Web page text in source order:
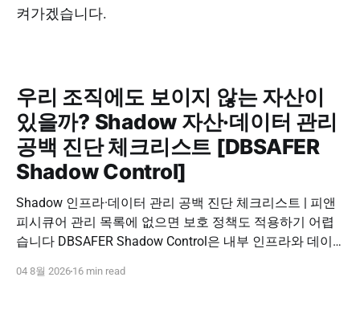
켜가겠습니다.
우리 조직에도 보이지 않는 자산이
있을까? Shadow 자산·데이터 관리
공백 진단 체크리스트 [DBSAFER
Shadow Control]
Shadow 인프라·데이터 관리 공백 진단 체크리스트 | 피앤
피시큐어 관리 목록에 없으면 보호 정책도 적용하기 어렵
습니다 DBSAFER Shadow Control은 내부 인프라와 데이
나의 보안 운영 흐름으로 제공합니다. DBSAFER Shadow
04 8월 2026 16 min read